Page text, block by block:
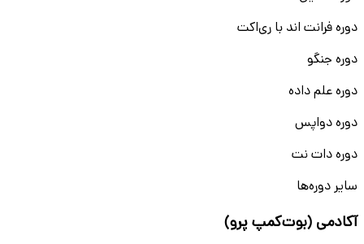
دوره فرانت اند با ری‌اکت
دوره جنگو
دوره علم داده
دوره دواپس
دوره دات نت
سایر دوره‌ها
آکادمی (بوت‌کمپ پرو)